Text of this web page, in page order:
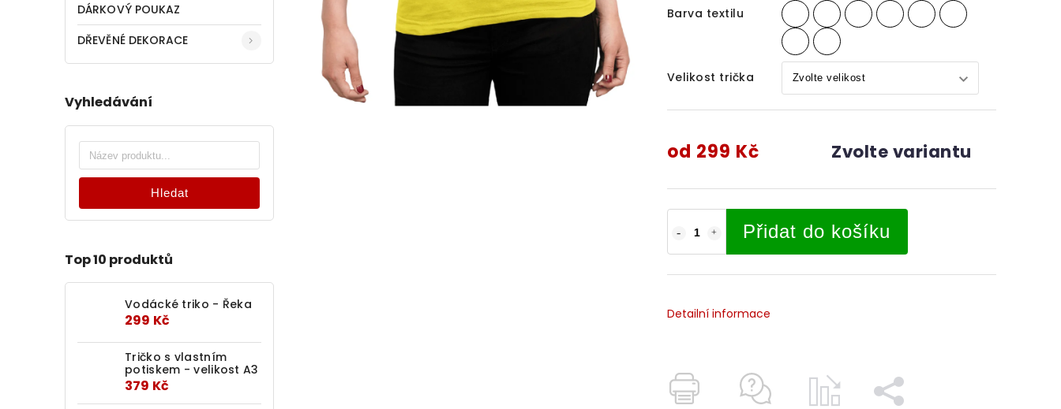
DÁRKOVÝ POUKAZ
DŘEVĚNÉ DEKORACE
Vyhledávání
Hledat
Top 10 produktů
Vodácké triko - Řeka
299 Kč
Tričko s vlastním
potiskem - velikost A3
379 Kč
Barva textilu
Velikost trička
od 299 Kč Zvolte variantu
Přidat do košíku
Detailní informace